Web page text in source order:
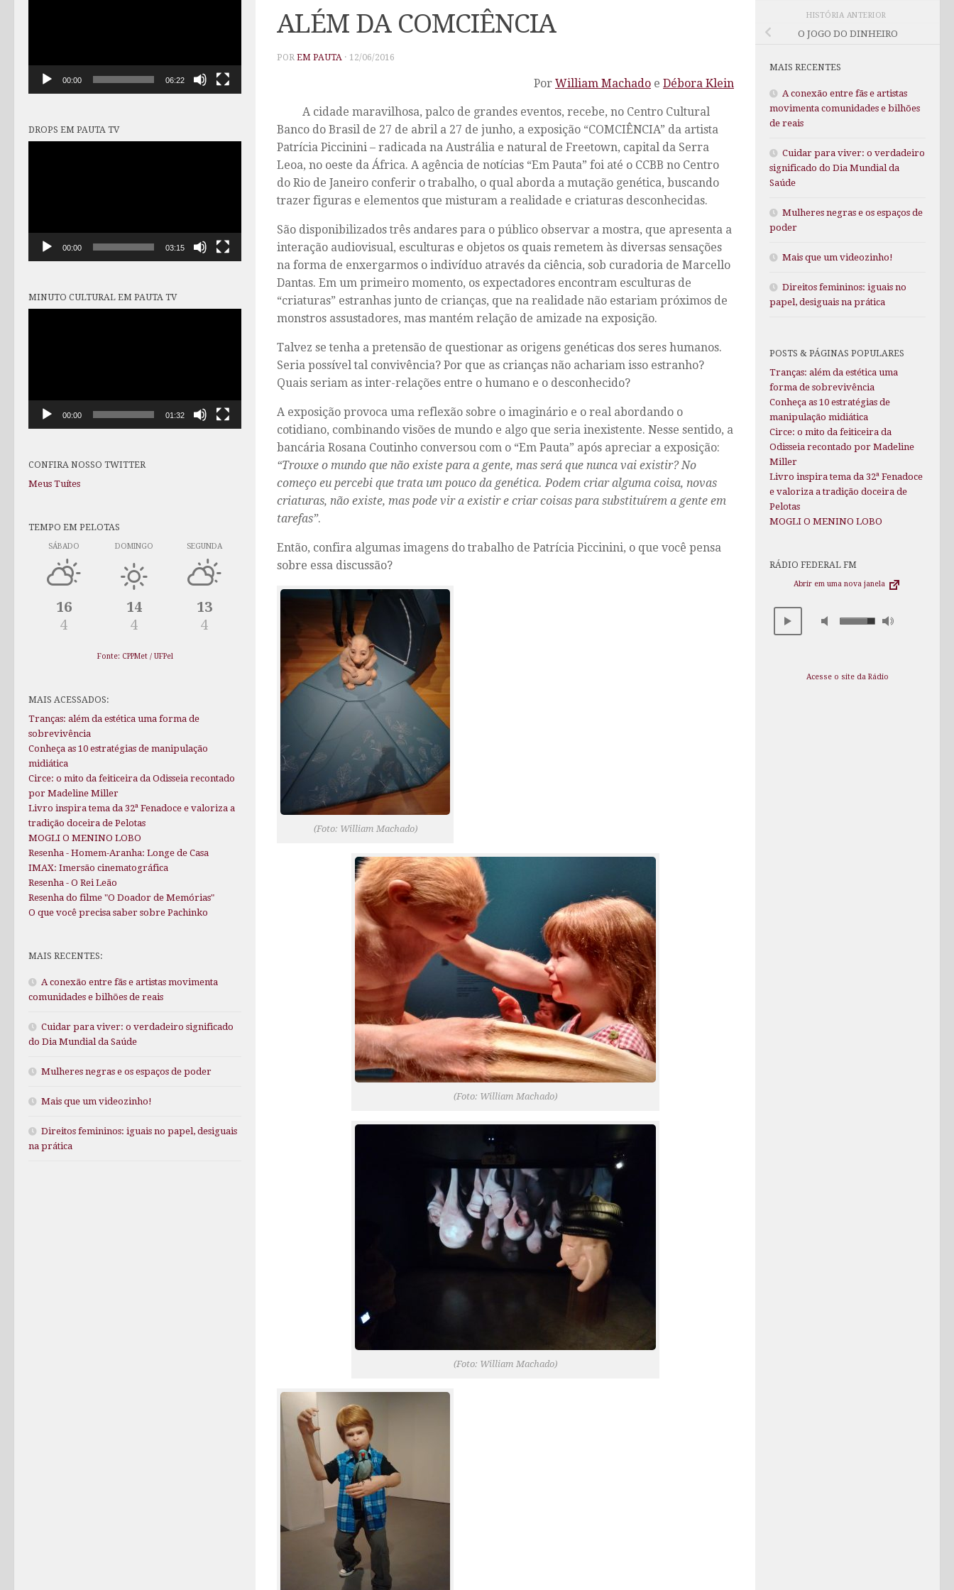
ALÉM DA COMCIÊNCIA
POR EM PAUTA · 12/06/2016
Por William Machado e Débora Klein
A cidade maravilhosa, palco de grandes eventos, recebe, no Centro Cultural
Banco do Brasil de 27 de abril a 27 de junho, a exposição “COMCIÊNCIA” da artista
Patrícia Piccinini – radicada na Austrália e natural de Freetown, capital da Serra
Leoa, no oeste da África. A agência de notícias “Em Pauta” foi até o CCBB no Centro
do Rio de Janeiro conferir o trabalho, o qual aborda a mutação genética, buscando
trazer figuras e elementos que misturam a realidade e criaturas desconhecidas.
São disponibilizados três andares para o público observar a mostra, que apresenta a
interação audiovisual, esculturas e objetos os quais remetem às diversas sensações
na forma de enxergarmos o indivíduo através da ciência, sob curadoria de Marcello
Dantas. Em um primeiro momento, os expectadores encontram esculturas de
“criaturas” estranhas junto de crianças, que na realidade não estariam próximos de
monstros assustadores, mas mantém relação de amizade na exposição.
Talvez se tenha a pretensão de questionar as origens genéticas dos seres humanos.
Seria possível tal convivência? Por que as crianças não achariam isso estranho?
Quais seriam as inter-relações entre o humano e o desconhecido?
A exposição provoca uma reflexão sobre o imaginário e o real abordando o
cotidiano, combinando visões de mundo e algo que seria inexistente. Nesse sentido, a
bancária Rosana Coutinho conversou com o “Em Pauta” após apreciar a exposição:
“Trouxe o mundo que não existe para a gente, mas será que nunca vai existir? No
começo eu percebi que trata um pouco da genética. Podem criar alguma coisa, novas
criaturas, não existe, mas pode vir a existir e criar coisas para substituírem a gente em
tarefas”.
Então, confira algumas imagens do trabalho de Patrícia Piccinini, o que você pensa
sobre essa discussão?
(Foto: William Machado)
(Foto: William Machado)
(Foto: William Machado)
00:00 06:22
DROPS EM PAUTA TV
00:00 03:15
MINUTO CULTURAL EM PAUTA TV
00:00 01:32
CONFIRA NOSSO TWITTER
Meus Tuítes
TEMPO EM PELOTAS
SÁBADO
16
4
DOMINGO
14
4
SEGUNDA
13
4
Fonte: CPPMet / UFPel
MAIS ACESSADOS:
Tranças: além da estética uma forma de
sobrevivência
Conheça as 10 estratégias de manipulação
midiática
Circe: o mito da feiticeira da Odisseia recontado
por Madeline Miller
Livro inspira tema da 32ª Fenadoce e valoriza a
tradição doceira de Pelotas
MOGLI O MENINO LOBO
Resenha - Homem-Aranha: Longe de Casa
IMAX: Imersão cinematográfica
Resenha - O Rei Leão
Resenha do filme "O Doador de Memórias"
O que você precisa saber sobre Pachinko
MAIS RECENTES:
A conexão entre fãs e artistas movimenta
comunidades e bilhões de reais
Cuidar para viver: o verdadeiro significado
do Dia Mundial da Saúde
Mulheres negras e os espaços de poder
Mais que um videozinho!
Direitos femininos: iguais no papel, desiguais
na prática
HISTÓRIA ANTERIOR
O JOGO DO DINHEIRO
MAIS RECENTES
A conexão entre fãs e artistas
movimenta comunidades e bilhões
de reais
Cuidar para viver: o verdadeiro
significado do Dia Mundial da
Saúde
Mulheres negras e os espaços de
poder
Mais que um videozinho!
Direitos femininos: iguais no
papel, desiguais na prática
POSTS & PÁGINAS POPULARES
Tranças: além da estética uma
forma de sobrevivência
Conheça as 10 estratégias de
manipulação midiática
Circe: o mito da feiticeira da
Odisseia recontado por Madeline
Miller
Livro inspira tema da 32ª Fenadoce
e valoriza a tradição doceira de
Pelotas
MOGLI O MENINO LOBO
RÁDIO FEDERAL FM
Abrir em uma nova janela
Acesse o site da Rádio